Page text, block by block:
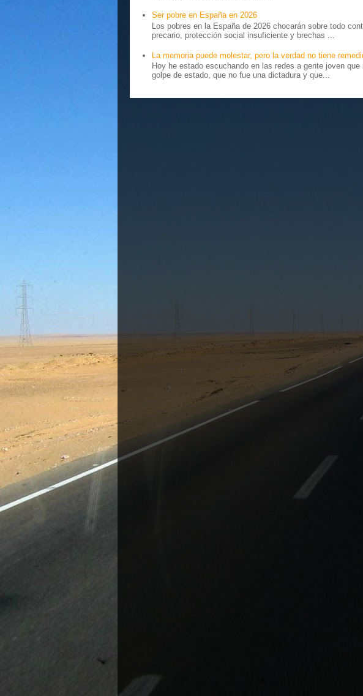
Ser pobre en España en 2026
Los pobres en la España de 2026 chocarán sobre todo
precario, protección social insuficiente y brechas ...
La memoria puede molestar, pero la verdad no tiene
Hoy he estado escuchando en las redes a gente joven
golpe de estado, que no fue una dictadura y que...